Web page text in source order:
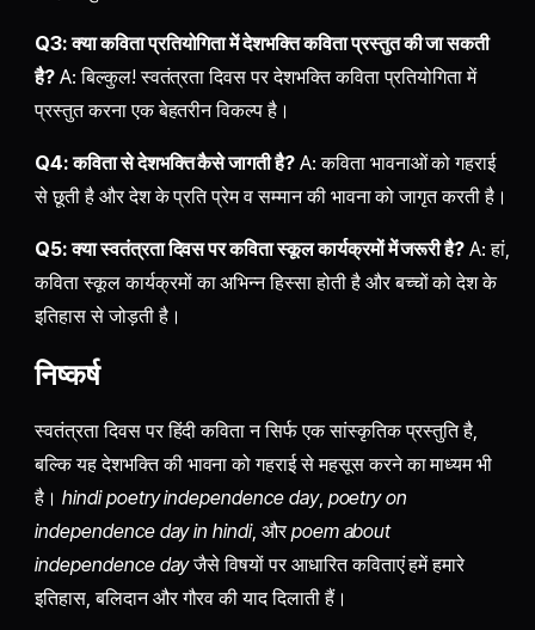
Q3: क्या कविता प्रतियोगिता में देशभक्ति कविता प्रस्तुत की जा सकती
है? A: बिल्कुल! स्वतंत्रता दिवस पर देशभक्ति कविता प्रतियोगिता में
प्रस्तुत करना एक बेहतरीन विकल्प है।
Q4: कविता से देशभक्ति कैसे जागती है? A: कविता भावनाओं को गहराई
से छूती है और देश के प्रति प्रेम व सम्मान की भावना को जागृत करती है।
Q5: क्या स्वतंत्रता दिवस पर कविता स्कूल कार्यक्रमों में जरूरी है? A: हां,
कविता स्कूल कार्यक्रमों का अभिन्न हिस्सा होती है और बच्चों को देश के
इतिहास से जोड़ती है।
निष्कर्ष
स्वतंत्रता दिवस पर हिंदी कविता न सिर्फ एक सांस्कृतिक प्रस्तुति है,
बल्कि यह देशभक्ति की भावना को गहराई से महसूस करने का माध्यम भी
है।hindi poetry independence day, poetry on
independence day in hindi, औरpoem about
independence dayजैसे विषयों पर आधारित कविताएं हमें हमारे
इतिहास, बलिदान और गौरव की याद दिलाती हैं।